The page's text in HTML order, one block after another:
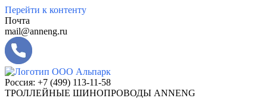
Перейти к контенту
Почта
mail@anneng.ru
Россия: +7 (499) 113-11-58
ТРОЛЛЕЙНЫЕ ШИНОПРОВОДЫ ANNENG